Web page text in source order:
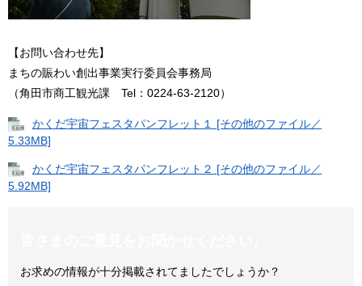
【お問い合わせ先】
まちの賑わい創出事業実行委員会事務局
（角田市商工観光課 Tel：0224-63-2120）
かくだ宇宙フェスタパンフレット１ [その他のファイル／
5.33MB]
かくだ宇宙フェスタパンフレット２ [その他のファイル／
5.92MB]
お求めの情報が十分掲載されてましたでしょうか？